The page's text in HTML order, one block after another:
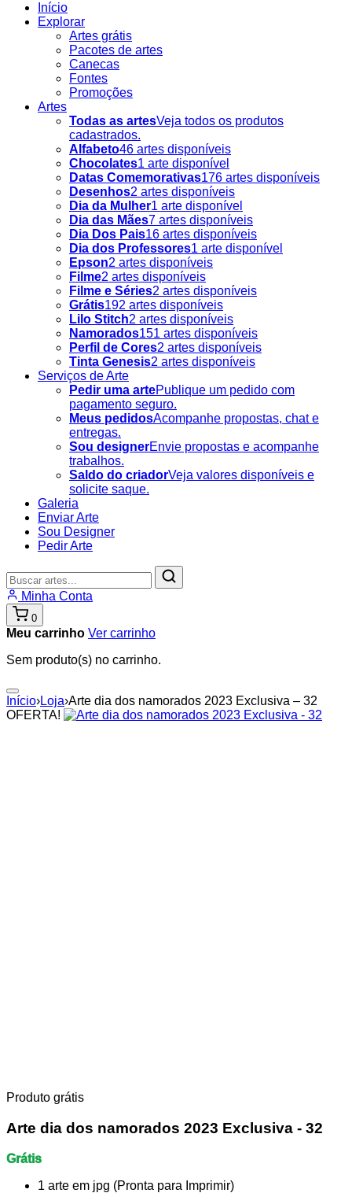
Início
Explorar
Artes grátis
Pacotes de artes
Canecas
Fontes
Promoções
Artes
Todas as artesVeja todos os produtos
cadastrados.
Alfabeto46 artes disponíveis
Chocolates1 arte disponível
Datas Comemorativas176 artes disponíveis
Desenhos2 artes disponíveis
Dia da Mulher1 arte disponível
Dia das Mães7 artes disponíveis
Dia Dos Pais16 artes disponíveis
Dia dos Professores1 arte disponível
Epson2 artes disponíveis
Filme2 artes disponíveis
Filme e Séries2 artes disponíveis
Grátis192 artes disponíveis
Lilo Stitch2 artes disponíveis
Namorados151 artes disponíveis
Perfil de Cores2 artes disponíveis
Tinta Genesis2 artes disponíveis
Serviços de Arte
Pedir uma artePublique um pedido com
pagamento seguro.
Meus pedidosAcompanhe propostas, chat e
entregas.
Sou designerEnvie propostas e acompanhe
trabalhos.
Saldo do criadorVeja valores disponíveis e
solicite saque.
Galeria
Enviar Arte
Sou Designer
Pedir Arte
Buscar
produtos
Minha Conta
0
Meu carrinho Ver carrinho
Sem produto(s) no carrinho.
Início›Loja›Arte dia dos namorados 2023 Exclusiva – 32
OFERTA!
Produto grátis
Arte dia dos namorados 2023 Exclusiva - 32
Grátis
1 arte em jpg (Pronta para Imprimir)